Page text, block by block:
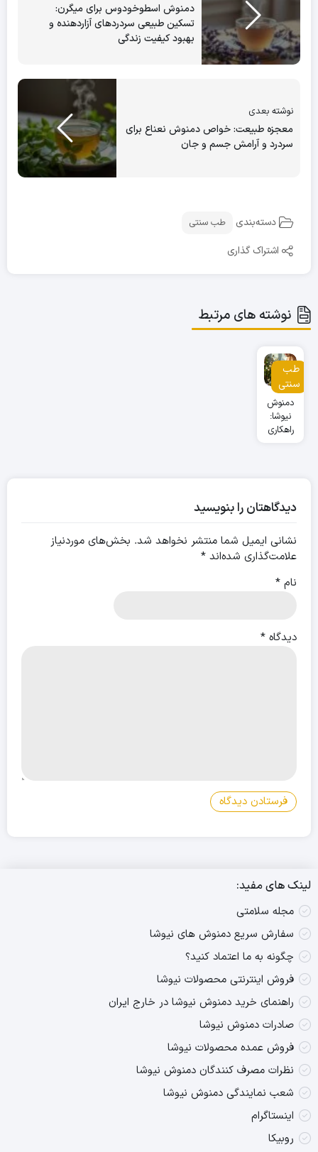
دمنوش اسطوخودوس برای میگرن:
تسکین طبیعی سردردهای آزاردهنده و
بهبود کیفیت زندگی
نوشته بعدی
معجزه طبیعت: خواص دمنوش نعناع برای
سردرد و آرامش جسم و جان
دسته‌بندی طب سنتی
اشتراک گذاری
نوشته های مرتبط
طب
سنتی
دمنوش
نیوشا:
راهکاری
بهبود
زندگی
دیدگاهتان را بنویسید
نشانی ایمیل شما منتشر نخواهد شد. بخش‌های موردنیاز
علامت‌گذاری شده‌اند *
نام *
دیدگاه *
لینک های مفید:
مجله سلامتی
سفارش سریع دمنوش های نیوشا
چگونه به ما اعتماد کنید؟
فروش اینترنتی محصولات نیوشا
راهنمای خرید دمنوش نیوشا در خارج ایران
صادرات دمنوش نیوشا
فروش عمده محصولات نیوشا
نظرات مصرف کنندگان دمنوش نیوشا
شعب نمایندگی دمنوش نیوشا
اینستاگرام
روبیکا